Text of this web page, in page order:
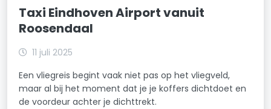
Taxi Eindhoven Airport vanuit
Roosendaal
11 juli 2025
Een vliegreis begint vaak niet pas op het vliegveld,
maar al bij het moment dat je je koffers dichtdoet en
de voordeur achter je dichttrekt.